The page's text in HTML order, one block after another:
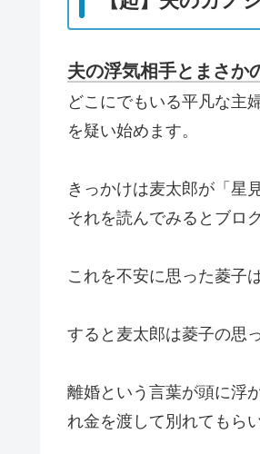
夫の浮気相手とまさか
どこにでもいる平凡な主
を疑い始めます。
きっかけは麦太郎が「星
それを読んでみるとブロ
これを不安に思った菱子
すると麦太郎は菱子の思
離婚という言葉が頭に浮
れ金を渡して別れてもら